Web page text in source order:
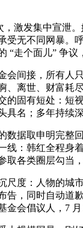
发集中宣泄
无不同网暴
“走个面儿” 争
接，所有人
离世、财富
固有短处：
名；多年持续
取申明完整
：韩红全程
各类圈层勾
：人物的城
，同时自动
会倡议人，7 月